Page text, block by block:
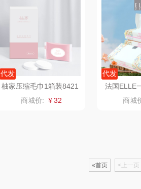
飞利浦新安怡
乐美雅（餐具类） 飞利浦（音频类）
爱仕达 悠
卜珂
瓷咖什
代发
柚家压缩毛巾1箱装8421
商城价: ￥32
代发
法国ELLE
商城
«首页 <上一页